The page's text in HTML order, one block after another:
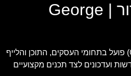
אודות ג’ורג’ ורור | George
ג’ורג’ ורור (George Warwar) פועל בתחומי העסקים, התוכן והלייף
ועדכונים לצד תכנים מקצועיים